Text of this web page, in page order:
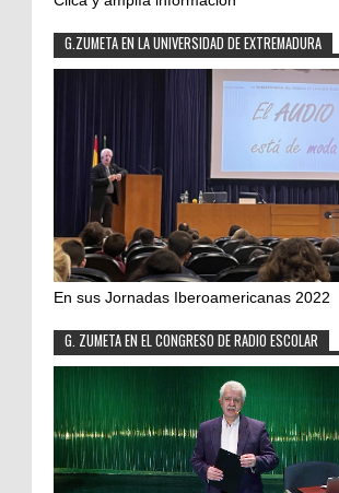
G.ZUMETA EN LA UNIVERSIDAD DE EXTREMADURA
En sus Jornadas Iberoamericanas 2022
G. ZUMETA EN EL CONGRESO DE RADIO ESCOLAR